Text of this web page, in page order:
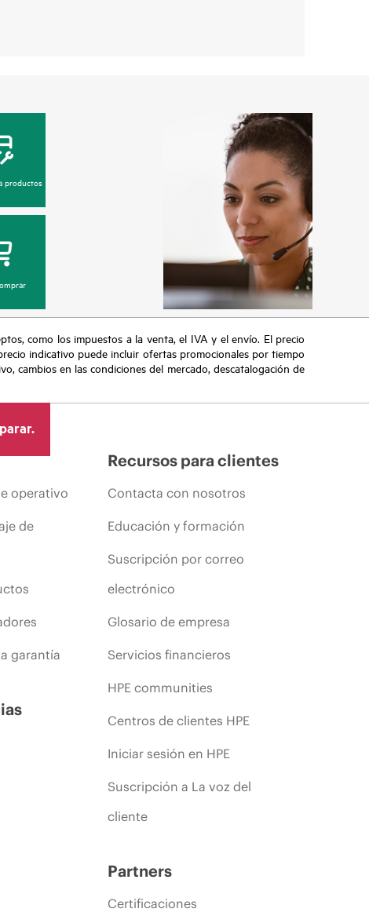
productos
como los impuestos a la venta, el IVA y el envío. El precio
indicativo puede incluir ofertas promocionales por tiempo
cambios en las condiciones del mercado, descatalogación de
operativo
de
garantía
Recursos para clientes
Contacta con nosotros
Educación y formación
Suscripción por correo
electrónico
Glosario de empresa
Servicios financieros
HPE communities
Centros de clientes HPE
Iniciar sesión en HPE
Suscripción a La voz del
cliente
Partners
Certificaciones